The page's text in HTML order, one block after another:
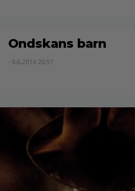
Ondskans barn
- 8.6.2014 20:51